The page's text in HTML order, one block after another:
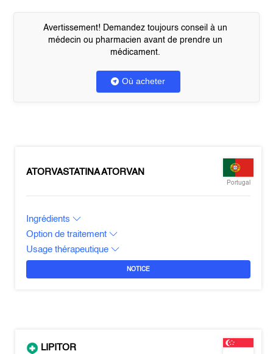
Avertissement! Demandez toujours conseil à un
médecin ou pharmacien avant de prendre un
médicament.
Où acheter
ATORVASTATINA ATORVAN
Portugal
Ingrédients
Option de traitement
Usage thérapeutique
NOTICE
LIPITOR